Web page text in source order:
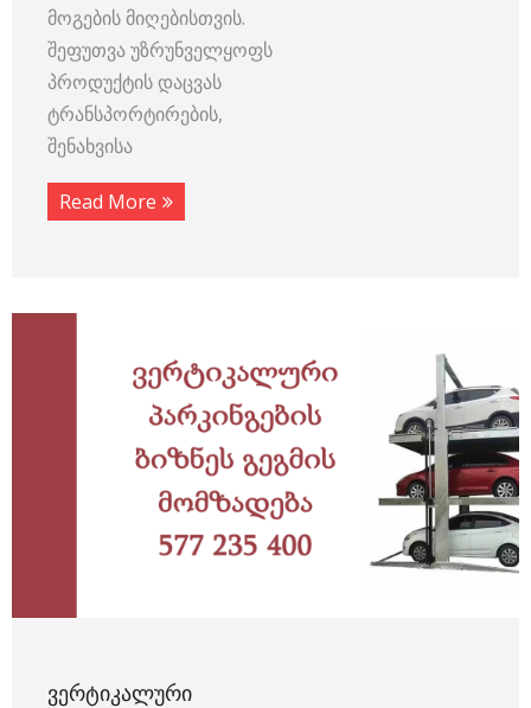
მოგების მიღებისთვის.
შეფუთვა უზრუნველყოფს
პროდუქტის დაცვას
ტრანსპორტირების,
შენახვისა
Read More
ᲕᲔᲠᲢᲘᲙᲐᲚᲣᲠᲘ